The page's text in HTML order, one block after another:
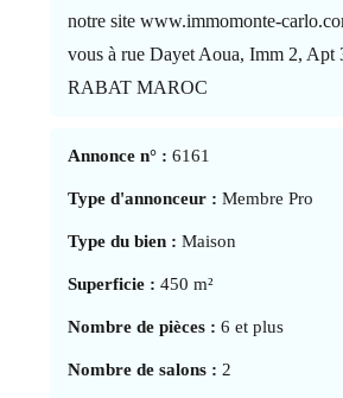
notre site www.immomonte-
vous à rue Dayet Aoua, Imm 2, Apt
RABAT MAROC
Annonce n° :6161
Type d'annonceur : Membre Pro
Type du bien : Maison
Superficie : 450 m²
Nombre de pièces : 6 et plus
Nombre de salons : 2